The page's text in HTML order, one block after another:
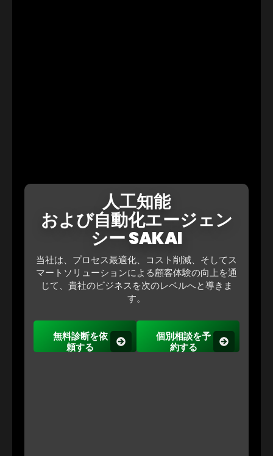
人工知能
および自動化エージェン
シー SAKAI
当社は、プロセス最適化、コスト削減、そしてス
マートソリューションによる顧客体験の向上を通
じて、貴社のビジネスを次のレベルへと導きま
す。
無料診断を依
頼する
個別相談を予
約する